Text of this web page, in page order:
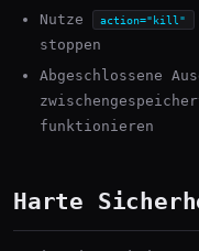
Nutze
action="kill"
stoppen
Abgeschlossene
funktionieren
Harte